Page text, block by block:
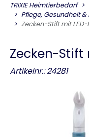
TRIXIE Heimtierbedarf
Pflege, Gesundheit &
Zecken-Stift mit LED-
Zecken-Stift
Artikelnr.: 24281